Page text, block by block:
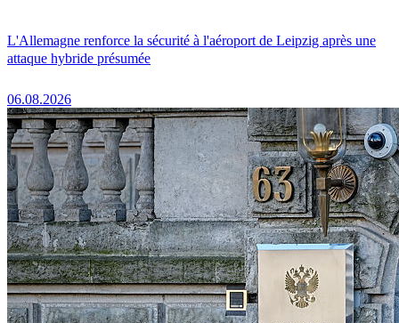
L'Allemagne renforce la sécurité à l'aéroport de Leipzig après une
attaque hybride présumée
06.08.2026